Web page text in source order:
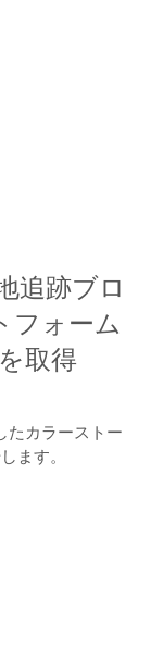
追跡ブロ
フォーム
取得
たカラーストー
ます。